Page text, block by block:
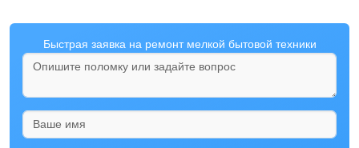
Быстрая заявка на ремонт мелкой бытовой техники